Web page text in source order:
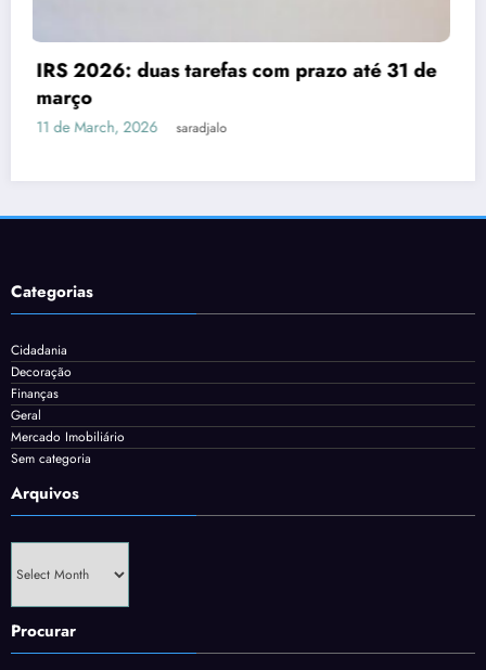
Despesas dedutíveis em IRS: tudo o que
precisas de saber
3 de March, 2026 saradjalo
Categorias
Cidadania
Decoração
Finanças
Geral
Mercado Imobiliário
Sem categoria
Arquivos
Arquivos
Procurar